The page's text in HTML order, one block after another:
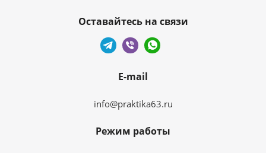
Оставайтесь на связи
E-mail
info@praktika63.ru
Режим работы